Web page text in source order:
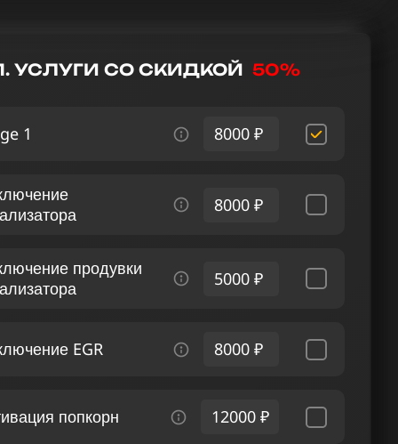
УСЛУГИ СО СКИДКОЙ 50%
1 8000 ₽
8000 ₽
продувки
5000 ₽
EGR 8000 ₽
попкорн 12000 ₽